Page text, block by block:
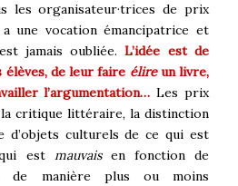
les organisateur·trices de prix
une vocation émancipatrice et
jamais oubliée.L’idée est de
de leur faire élireun livre,
l’argumentation… Les prix
critique littéraire, la distinction
d’objets culturels de ce qui est
est mauvais en fonction de
de manière plus ou moins